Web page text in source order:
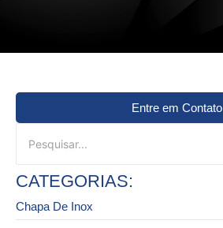
Entre em Contato
CATEGORIAS:
Chapa De Inox